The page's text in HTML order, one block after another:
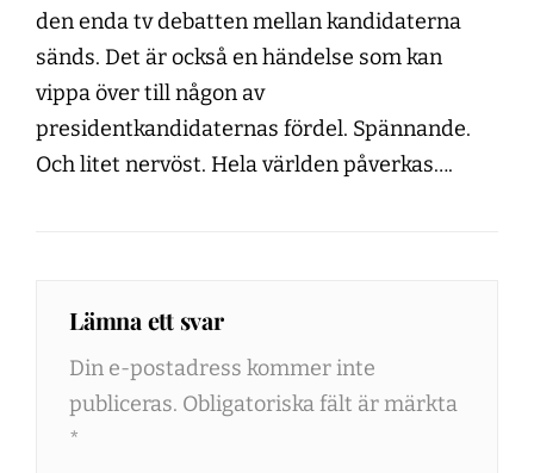
den enda tv debatten mellan kandidaterna
sänds. Det är också en händelse som kan
vippa över till någon av
presidentkandidaternas fördel. Spännande.
Och litet nervöst. Hela världen påverkas….
Lämna ett svar
Din e-postadress kommer inte
publiceras. Obligatoriska fält är märkta
*